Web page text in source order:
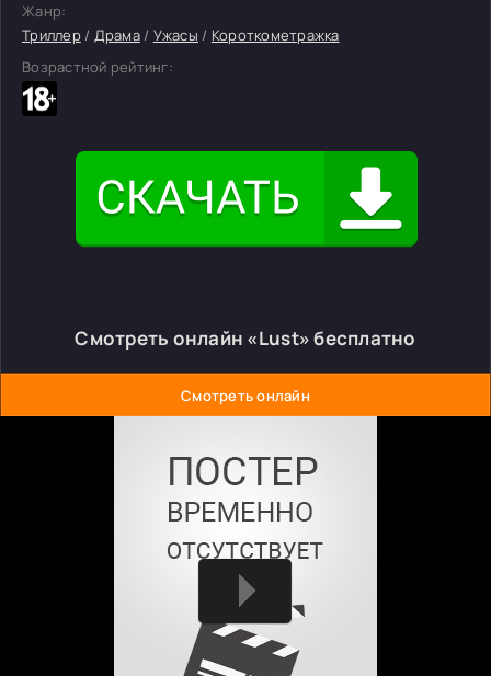
Жанр:
Триллер/ Драма/ Ужасы / Короткометражка
Возрастной рейтинг:
Смотреть онлайн «Lust» бесплатно
Смотреть онлайн